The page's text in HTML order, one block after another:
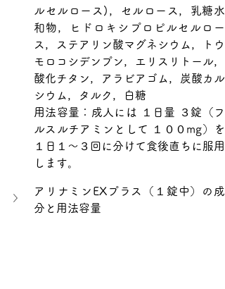
ルセルロース)，セルロース，乳糖水
和物，ヒドロキシプロピルセルロー
ス，ステアリン酸マグネシウム，トウ
モロコシデンプン，エリスリトール，
酸化チタン，アラビアゴム，炭酸カル
シウム，タルク，白糖
用法容量：
成人には １日量 ３錠（フ
ルスルチアミンとして １００mg）を
１日１～３回に分けて食後直ちに服用
します。
アリナミンEXプラス（１錠中）の成
分と用法容量